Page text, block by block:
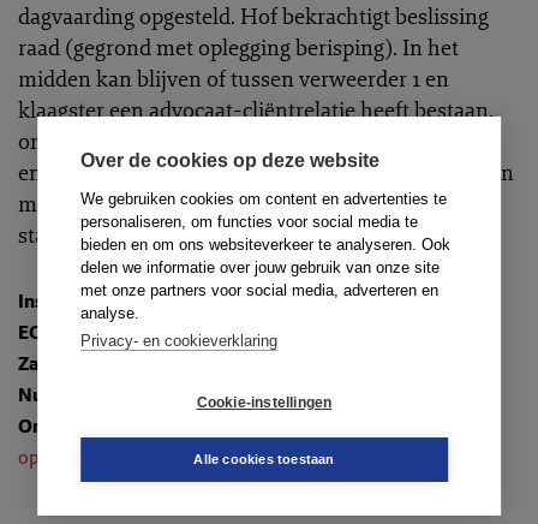
Over de cookies op deze website
We gebruiken cookies om content en advertenties te
personaliseren, om functies voor social media te
bieden en om ons websiteverkeer te analyseren. Ook
delen we informatie over jouw gebruik van onze site
met onze partners voor social media, adverteren en
analyse.
Privacy- en cookieverklaring
Cookie-instellingen
Alle cookies toestaan
dagvaarding opgesteld. Hof bekrachtigt beslissing
raad (gegrond met oplegging berisping). In het
midden kan blijven of tussen verweerder 1 en
klaagster een advocaat-cliëntrelatie heeft bestaan,
omdat ook als die relatie niet is ontstaan, de feiten
en omstandigheden in een concrete situatie kunnen
meebrengen dat het een advocaat niet (meer) vrij
staat om tegen een bepaalde partij op te treden.
Instantie:Hof van Discipline
ECLI
ECLI:NL:TAHVD:2024:153
Zaaknummer
Nummer
: TR-2024-0623
Onderwerpen
opdrachtgevers